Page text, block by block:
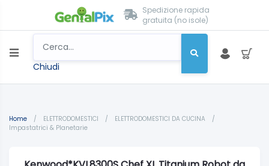
Spedizione rapida
gratuita (no isole)
Chiudi
Home / ELETTRODOMESTICI / ELETTRODOMESTICI DA CUCINA
/
Impastatrici & Planetarie